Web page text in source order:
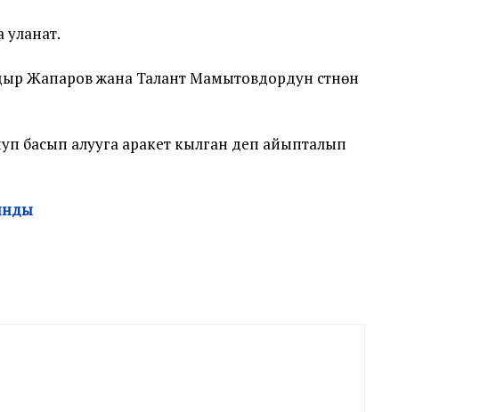
уланат.
Жапаров жана Талант Мамытовдордун үстүнөн
басып алууга аракет кылган деп айыпталып